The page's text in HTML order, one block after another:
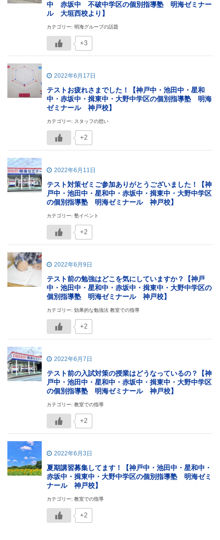
中 赤坂中 不破中学区の個別指導塾 明海ゼミナー
ル 大垣西校より】
カテゴリー: 明海グループの話題
+3
2022年6月17日
テストお疲れさまでした！【神戸中・池田中・星和
中・赤坂中・揖東中・大野中学区の個別指導塾 明海
ゼミナール 神戸校】
カテゴリー: スタッフの想い
+2
2022年6月11日
テスト対策ゼミご参加ありがとうございました！【神
戸中・池田中・星和中・赤坂中・揖東中・大野中学区
の個別指導塾 明海ゼミナール 神戸校】
カテゴリー: 塾イベント
+2
2022年6月9日
テスト前の勉強はどこを気にしていますか？【神戸
中・池田中・星和中・赤坂中・揖東中・大野中学区の
個別指導塾 明海ゼミナール 神戸校】
カテゴリー: 効果的な勉強法 教室での指導
+2
2022年6月7日
テスト前の入試対策の授業はどうなっているの？【神
戸中・池田中・星和中・赤坂中・揖東中・大野中学区
の個別指導塾 明海ゼミナール 神戸校】
カテゴリー: 教室での指導
+2
2022年6月3日
夏期講習募集してます！【神戸中・池田中・星和中・
赤坂中・揖東中・大野中学区の個別指導塾 明海ゼミ
ナール 神戸校】
カテゴリー: 教室での指導
+2